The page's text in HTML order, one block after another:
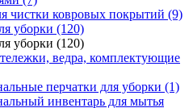
чистки ковровых покрытий (9)
уборки (120)
уборки (120)
ведра, комплектующие
перчатки для уборки (1)
инвентарь для мытья